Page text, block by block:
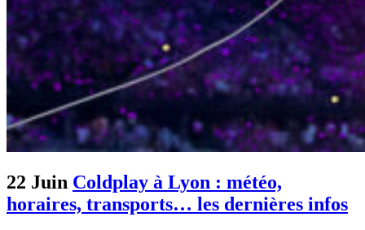
22 Juin Coldplay à Lyon : météo,
horaires, transports… les dernières infos